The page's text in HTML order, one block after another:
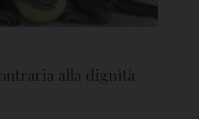
alla dignità